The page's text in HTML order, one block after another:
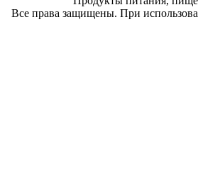
Все права защищены. При